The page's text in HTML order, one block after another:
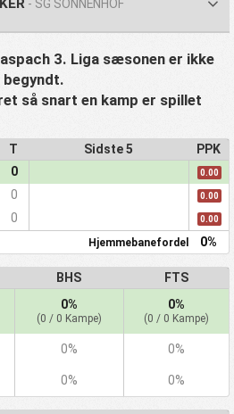
- SG SONNENHOF
3. Liga sæsonen er ikke
begyndt.
så snart en kamp er spillet
T Sidste 5 PPK
0 0.00
0 0.00
0 0.00
Hjemmebanefordel 0%
BHS FTS
0%
(0 / 0 Kampe)
0%
(0 / 0 Kampe)
0% 0%
0% 0%